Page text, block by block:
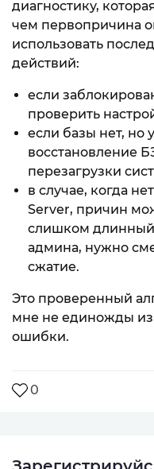
диагностику,
чем первопричина
использовать
действий:
если
проверить
если базы нет, но
восстановление
перезагрузки
в случае, когда
Server, причин
слишком длинный
админа, нужно
сжатие.
Это проверенный
мне не единожды
ошибки.
0